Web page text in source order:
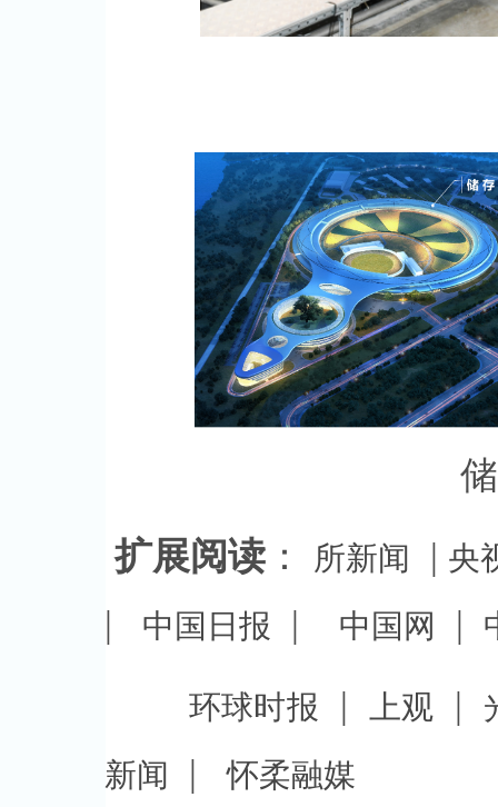
扩展阅读 ： 所新闻 | 央
| 中国日报 | 中国网 |
环球时报 | 上观 |
新闻
|怀柔融媒